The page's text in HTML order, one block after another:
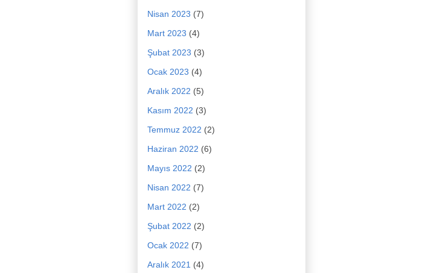
Nisan 2023 (7)
Mart 2023 (4)
Şubat 2023 (3)
Ocak 2023 (4)
Aralık 2022 (5)
Kasım 2022 (3)
Temmuz 2022 (2)
Haziran 2022 (6)
Mayıs 2022 (2)
Nisan 2022 (7)
Mart 2022 (2)
Şubat 2022 (2)
Ocak 2022 (7)
Aralık 2021 (4)